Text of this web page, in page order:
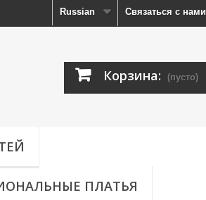
Связаться с нами
Russian
Корзина: (пусто)
ПЛАТЬЯ